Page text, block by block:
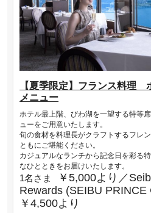
【夏季限定】フランス料理
メニュー
ホテル最上階、びわ湖を一望する特等
ューをご用意いたします。
旬の食材を料理長がクラフトするフレ
ともにご堪能ください。
カジュアルなランチから記念日を彩る
なひとときをお届けいたします。
1名さま
￥5,000より／
Rewards (SEIBU PRINCE
￥4,500より